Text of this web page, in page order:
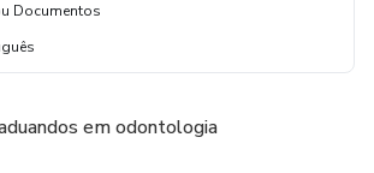
Documentos
em odontologia